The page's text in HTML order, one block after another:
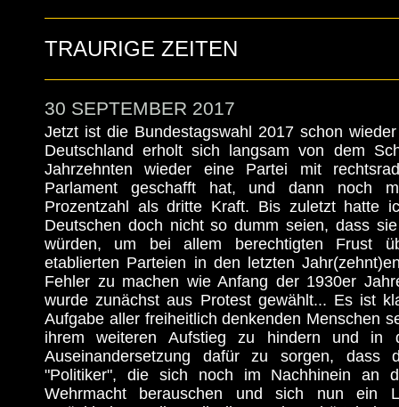
TRAURIGE ZEITEN
30 SEPTEMBER 2017
Jetzt ist die Bundestagswahl 2017 schon
Deutschland erholt sich langsam von dem
Jahrzehnten wieder eine Partei mit
Parlament geschafft hat, und dann noch
Prozentzahl als dritte Kraft. Bis zuletzt hatte
Deutschen doch nicht so dumm seien, dass
würden, um bei allem berechtigten Frust
etablierten Parteien in den letzten
Fehler zu machen wie Anfang der 1930er
wurde zunächst aus Protest gewählt... Es ist
Aufgabe aller freiheitlich denkenden Menschen
ihrem weiteren Aufstieg zu hindern und in
Auseinandersetzung dafür zu sorgen, dass
"Politiker", die sich noch im Nachhinein an
Wehrmacht berauschen und sich nun ein